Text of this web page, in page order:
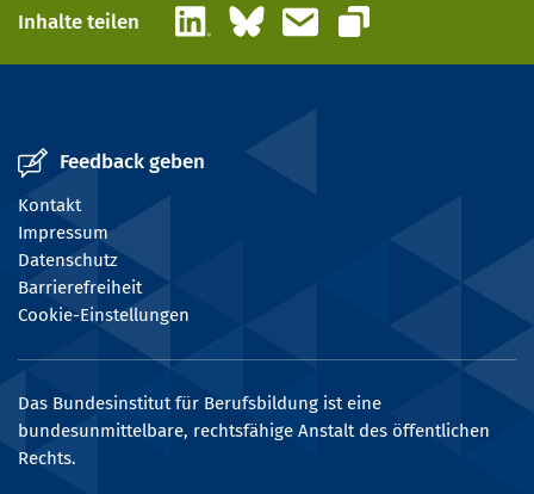
Inhalte teilen LinkedInBlueskyE-Mail
Link kopieren
Feedback geben
Kontakt
Impressum
Datenschutz
Barrierefreiheit
Cookie-Einstellungen
Das Bundesinstitut für Berufsbildung ist eine
bundesunmittelbare, rechtsfähige Anstalt des öffentlichen
Rechts.